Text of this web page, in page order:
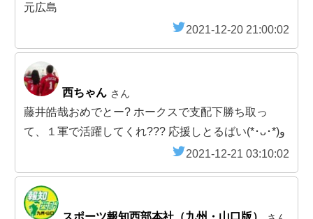
元広島
2021-12-20 21:00:02
西ちゃん さん
藤井皓哉おめでとー? ホークスで支配下勝ち取っ
て、１軍で活躍してくれ??? 応援しとるばい(*･ᴗ･*)و
2021-12-21 03:10:02
スポーツ報知西部本社（九州・山口版）